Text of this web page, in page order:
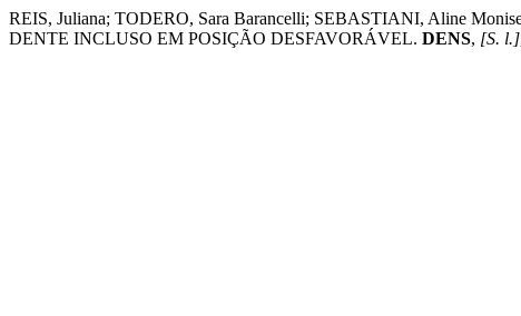
REIS, Juliana; TODERO, Sara Barancelli; SEBASTIANI, Aline
DENTE INCLUSO EM POSIÇÃO DESFAVORÁVEL. DENS, [S. l.]